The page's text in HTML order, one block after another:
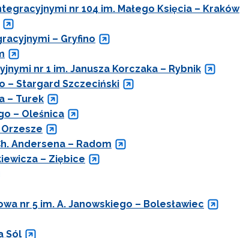
nr 104 im. Małego Księcia – Kraków
– Gryfino
nr 1 im. Janusza Korczaka – Rybnik
– Stargard Szczeciński
– Turek
– Oleśnica
Orzesze
Andersena – Radom
– Ziębice
nr 5 im. A. Janowskiego – Bolesławiec
Sól